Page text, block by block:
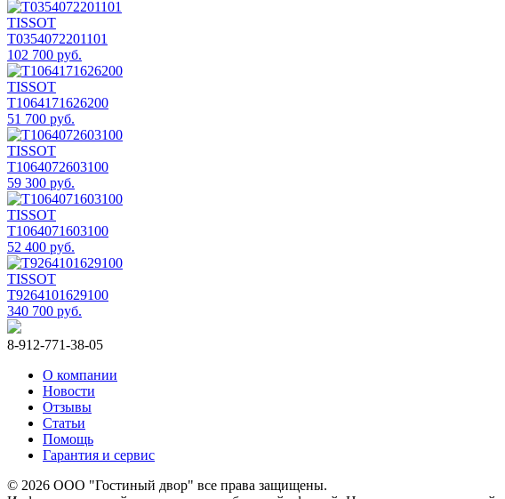
TISSOT
T0354072201101
102 700 руб.
TISSOT
T1064171626200
51 700 руб.
TISSOT
T1064072603100
59 300 руб.
TISSOT
T1064071603100
52 400 руб.
TISSOT
T9264101629100
340 700 руб.
8-912-771-38-05
О компании
Новости
Отзывы
Статьи
Помощь
Гарантия и сервис
© 2026 ООО "Гостиный двор" все права защищены.